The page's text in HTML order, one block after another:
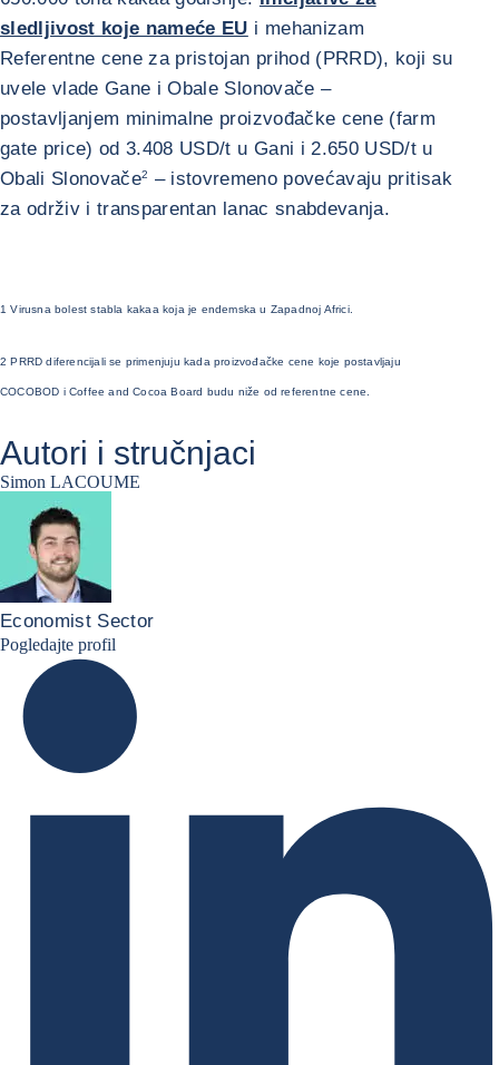
sledljivost koje nameće EU i mehanizam
Referentne cene za pristojan prihod (PRRD), koji su
uvele vlade Gane i Obale Slonovače –
postavljanjem minimalne proizvođačke cene (farm
gate price) od 3.408 USD/t u Gani i 2.650 USD/t u
Obali Slonovače2
– istovremeno povećavaju pritisak
za održiv i transparentan lanac snabdevanja.
1 Virusna bolest stabla kakaa koja je endemska u Zapadnoj Africi.
2 PRRD diferencijali se primenjuju kada proizvođačke cene koje postavljaju
COCOBOD i Coffee and Cocoa Board budu niže od referentne cene.
Autori i stručnjaci
Simon LACOUME
Economist Sector
Pogledajte profil